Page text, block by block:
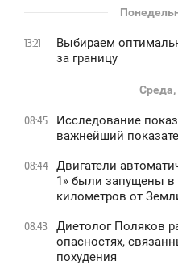
13:21
Выбираем
за границу
Среда,
08:45
Исследование
важнейший
08:44
Двигатели
1» были запущены в
километров от
08:43
Диетолог Поляков
опасностях,
похудения